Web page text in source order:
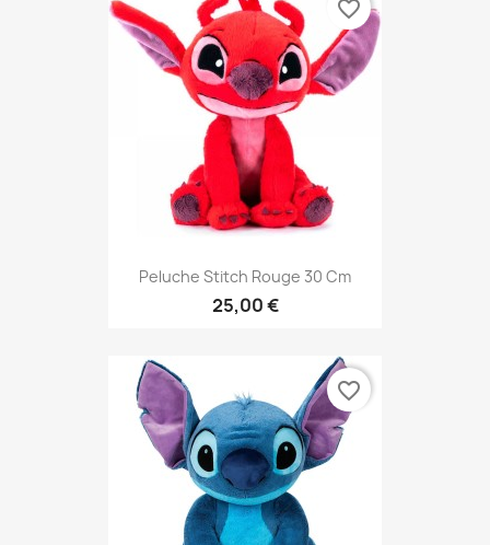
Peluche Stitch Rouge 30 Cm
25,00 €
favorite_border
favorite_border